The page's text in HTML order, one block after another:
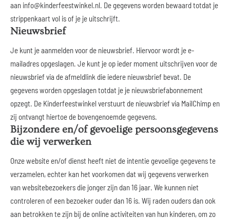
aan info@kinderfeestwinkel.nl. De gegevens worden bewaard totdat je
strippenkaart vol is of je je uitschrijft.
Nieuwsbrief
Je kunt je aanmelden voor de nieuwsbrief. Hiervoor wordt je e-
mailadres opgeslagen. Je kunt je op ieder moment uitschrijven voor de
nieuwsbrief via de afmeldlink die iedere nieuwsbrief bevat. De
gegevens worden opgeslagen totdat je je nieuwsbriefabonnement
opzegt. De Kinderfeestwinkel verstuurt de nieuwsbrief via MailChimp en
zij ontvangt hiertoe de bovengenoemde gegevens.
Bijzondere en/of gevoelige persoonsgegevens
die wij verwerken
Onze website en/of dienst heeft niet de intentie gevoelige gegevens te
verzamelen, echter kan het voorkomen dat wij gegevens verwerken
van websitebezoekers die jonger zijn dan 16 jaar. We kunnen niet
controleren of een bezoeker ouder dan 16 is. Wij raden ouders dan ook
aan betrokken te zijn bij de online activiteiten van hun kinderen, om zo